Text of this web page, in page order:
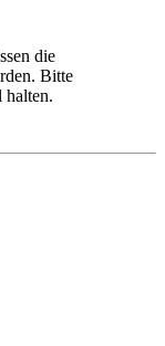
die
Bitte
halten.